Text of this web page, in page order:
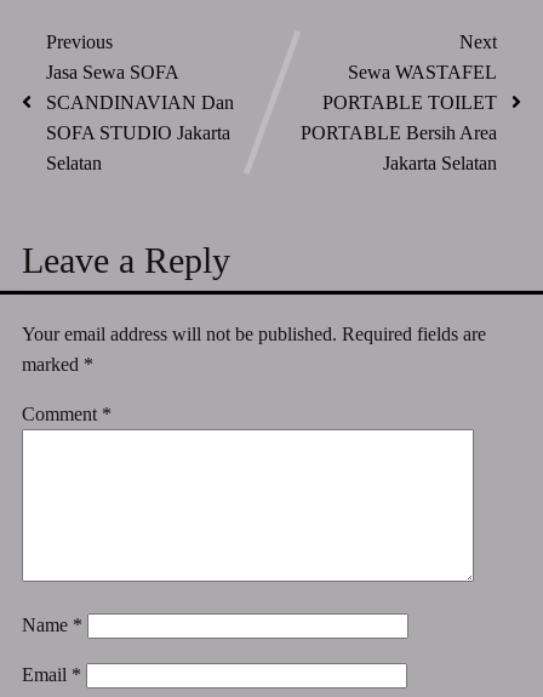
Previous
Jasa Sewa SOFA
SCANDINAVIAN Dan
SOFA STUDIO Jakarta
Selatan
Next
Sewa WASTAFEL
PORTABLE TOILET
PORTABLE Bersih Area
Jakarta Selatan
Leave a Reply
Your email address will not be published. Required fields are
marked *
Comment *
Name *
Email *